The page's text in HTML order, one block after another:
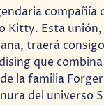
compañía
Kitty. Esta
traerá
que
la familia
del universo